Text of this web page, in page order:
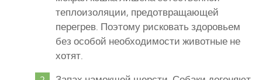
теплоизоляции, предотвращающей
перегрев. Поэтому рисковать здоровьем
без особой необходимости животные не
хотят.